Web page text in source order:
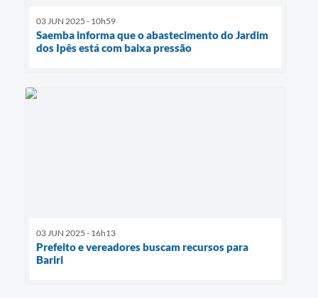
03 JUN 2025 - 10h59
Saemba informa que o abastecimento do Jardim
dos Ipês está com baixa pressão
03 JUN 2025 - 16h13
Prefeito e vereadores buscam recursos para
Bariri